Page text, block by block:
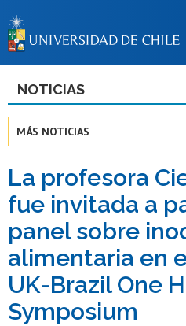
NOTICIAS
MÁS NOTICIAS
La profesora
fue invitada a
panel sobre
alimentaria en
UK-Brazil One
Symposium